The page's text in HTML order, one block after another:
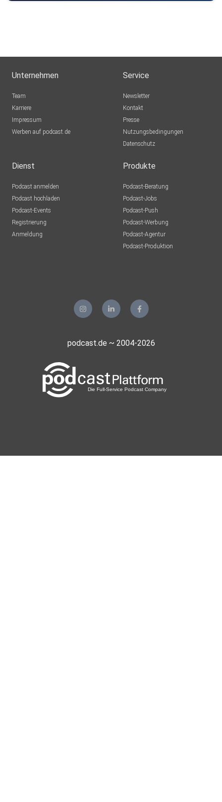
Unternehmen
Team
Karriere
Impressum
Werben auf podcast.de
Service
Newsletter
Kontakt
Presse
Nutzungsbedingungen
Datenschutz
Dienst
Podcast anmelden
Podcast hochladen
Podcast-Events
Registrierung
Anmeldung
Produkte
Podcast-Beratung
Podcast-Jobs
Podcast-Push
Podcast-Werbung
Podcast-Agentur
Podcast-Produktion
podcast.de ~ 2004-2026